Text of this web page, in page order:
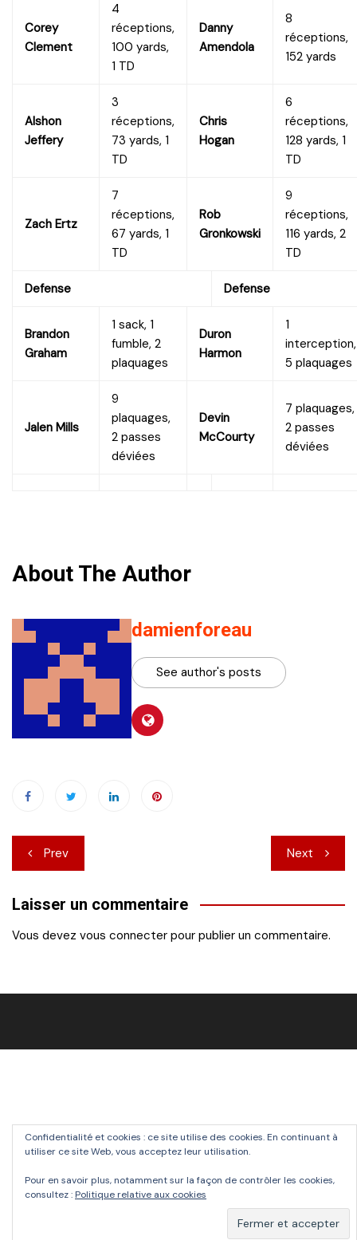
Corey
Clement
4
réceptions,
100 yards,
1 TD
Danny
Amendola
8
réceptions,
152 yards
Alshon
Jeffery
3
réceptions,
73 yards, 1
TD
Chris
Hogan
6
réceptions,
128 yards, 1
TD
Zach Ertz
7
réceptions,
67 yards, 1
TD
Rob
Gronkowski
9
réceptions,
116 yards, 2
TD
Defense Defense
Brandon
Graham
1 sack, 1
fumble, 2
plaquages
Duron
Harmon
1
interception,
5 plaquages
Jalen Mills
9
plaquages,
2 passes
déviées
Devin
McCourty
7 plaquages,
2 passes
déviées
About The Author
damienforeau
See author's posts
Navigation
de
l’article
Prev Next
Laisser un commentaire
Vous devez vous connecter pour publier un commentaire.
Confidentialité et cookies : ce site utilise des cookies. En continuant à
utiliser ce site Web, vous acceptez leur utilisation.
Pour en savoir plus, notamment sur la façon de contrôler les cookies,
consultez : Politique relative aux cookies